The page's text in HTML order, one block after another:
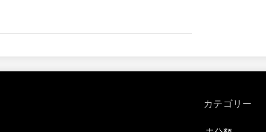
カテゴリー